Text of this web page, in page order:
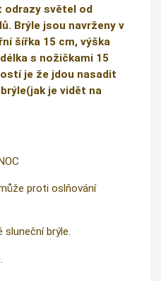
odrazy světel od
Brýle jsou navrženy v
šířka 15 cm, výška
s nožičkami 15
je že jdou nasadit
je vidět na
proti oslňování
sluneční brýle.